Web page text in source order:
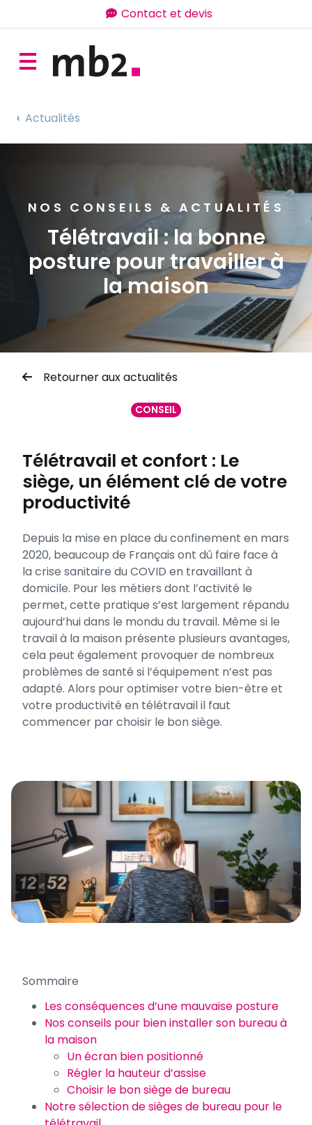
Contact et devis
Actualités
NOS CONSEILS & ACTUALITÉS
Télétravail : la bonne
posture pour travailler à
la maison
Retourner aux actualités
CONSEIL
Télétravail et confort : Le
siège, un élément clé de votre
productivité
Depuis la mise en place du confinement en mars
2020, beaucoup de Français ont dû faire face à
la crise sanitaire du COVID en travaillant à
domicile. Pour les métiers dont l’activité le
permet, cette pratique s’est largement répandu
aujourd’hui dans le mondu du travail. Même si le
travail à la maison présente plusieurs avantages,
cela peut également provoquer de nombreux
problèmes de santé si l’équipement n’est pas
adapté. Alors pour optimiser votre bien-être et
votre productivité en télétravail il faut
commencer par choisir le bon siège.
Sommaire
Les conséquences d’une mauvaise posture
Nos conseils pour bien installer son bureau à
la maison
Un écran bien positionné
Régler la hauteur d’assise
Choisir le bon siège de bureau
Notre sélection de sièges de bureau pour le